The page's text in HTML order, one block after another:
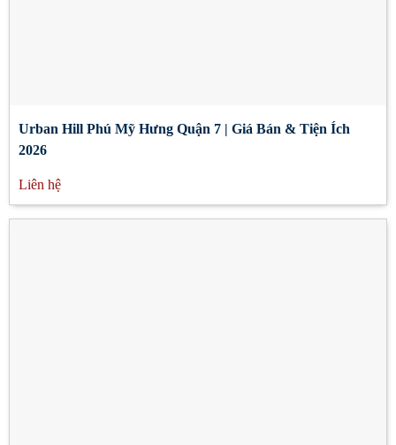
Urban Hill Phú Mỹ Hưng Quận 7 | Giá Bán & Tiện Ích
2026
Liên hệ